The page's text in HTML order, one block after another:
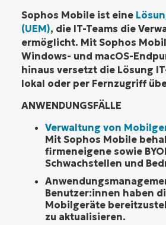
Sophos Mobile ist eine
(UEM), die IT-Teams die
ermöglicht. Mit Sophos
Windows- und macOS-
hinaus versetzt die Lösung
lokal oder per Fernzugriff
ANWENDUNGSFÄLLE
Verwaltung von
Mit Sophos Mobile
firmeneigene sowie
Schwachstellen und
Benutzer:innen haben
Mobilgeräte
zu aktualisieren.